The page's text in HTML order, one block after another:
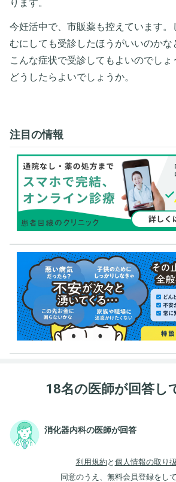
ります。
今妊活中で、市販薬も控えています
むにしても受診したほうがいいのかな
こんな症状で受診してもよいのでしょ
どうしたらよいでしょうか。
注目の情報
18名の医師が回答し
消化器内科の医師が回答
利用規約 と 個人情報の取り
同意のうえ、無料会員登録をし